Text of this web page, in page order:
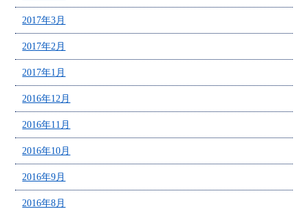
2017年3月
2017年2月
2017年1月
2016年12月
2016年11月
2016年10月
2016年9月
2016年8月